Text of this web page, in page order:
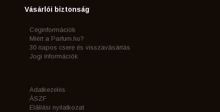
Vásárlói biztonság
Céginformációk
Miért a Parfum.hu?
30 napos csere és visszavásárlás
Jogi információk
Adatkezelés
ÁSZF
Elállási nyilatkozat